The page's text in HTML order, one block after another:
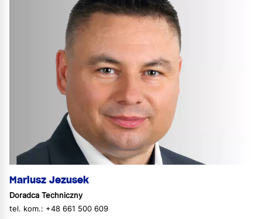
Mariusz Jezusek
Doradca Techniczny
tel. kom.: +48 661 500 609